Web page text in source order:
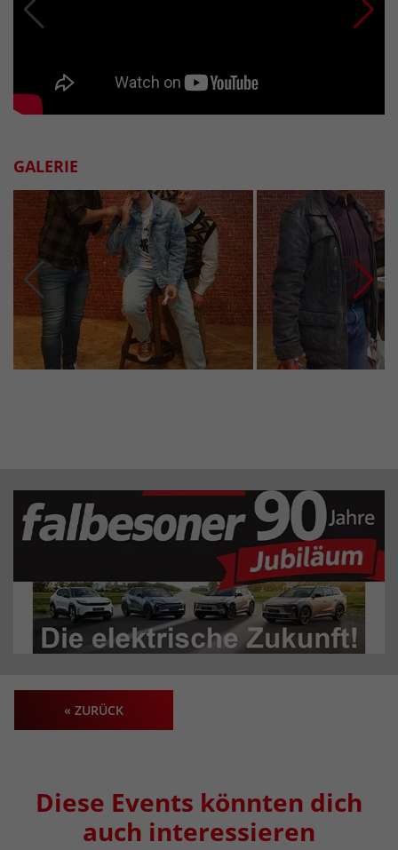
GALERIE
« ZURÜCK
Diese Events könnten dich
auch interessieren